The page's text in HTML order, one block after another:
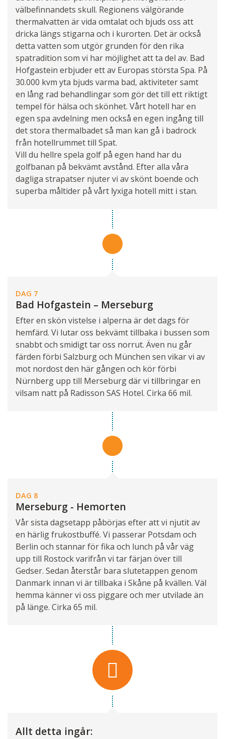
välbefinnandets skull. Regionens välgörande
thermalvatten är vida omtalat och bjuds oss att
dricka längs stigarna och i kurorten. Det är också
detta vatten som utgör grunden för den rika
spatradition som vi har möjlighet att ta del av. Bad
Hofgastein erbjuder ett av Europas största Spa. På
30.000 kvm yta bjuds varma bad, aktiviteter samt
en lång rad behandlingar som gör det till ett riktigt
tempel för hälsa och skönhet. Vårt hotell har en
egen spa avdelning men också en egen ingång till
det stora thermalbadet så man kan gå i badrock
från hotellrummet till Spat.
Vill du hellre spela golf på egen hand har du
golfbanan på bekvämt avstånd. Efter alla våra
dagliga strapatser njuter vi av skönt boende och
superba måltider på vårt lyxiga hotell mitt i stan.
DAG 7
Bad Hofgastein – Merseburg
Efter en skön vistelse i alperna är det dags för
hemfärd. Vi lutar oss bekvämt tillbaka i bussen som
snabbt och smidigt tar oss norrut. Även nu går
färden förbi Salzburg och München sen vikar vi av
mot nordost den här gången och kör förbi
Nürnberg upp till Merseburg där vi tillbringar en
vilsam natt på Radisson SAS Hotel. Cirka 66 mil.
DAG 8
Merseburg - Hemorten
Vår sista dagsetapp påbörjas efter att vi njutit av
en härlig frukostbuffé. Vi passerar Potsdam och
Berlin och stannar för fika och lunch på vår väg
upp till Rostock varifrån vi tar färjan över till
Gedser. Sedan återstår bara slutetappen genom
Danmark innan vi är tillbaka i Skåne på kvällen. Väl
hemma känner vi oss piggare och mer utvilade än
på länge. Cirka 65 mil.
Allt detta ingår: